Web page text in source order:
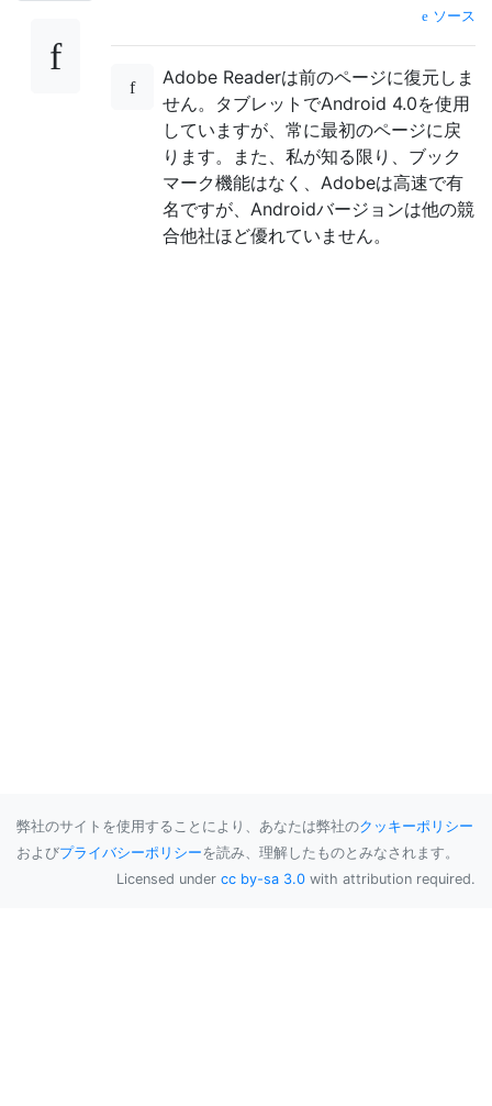
ソース
Adobe Readerは前のページに復元しま
せん。タブレットでAndroid 4.0を使用
していますが、常に最初のページに戻
ります。また、私が知る限り、ブック
マーク機能はなく、Adobeは高速で有
名ですが、Androidバージョンは他の競
合他社ほど優れていません。
弊社のサイトを使用することにより、あなたは弊社のクッキーポリシー
およびプライバシーポリシーを読み、理解したものとみなされます。
Licensed under cc by-sa 3.0 with attribution required.